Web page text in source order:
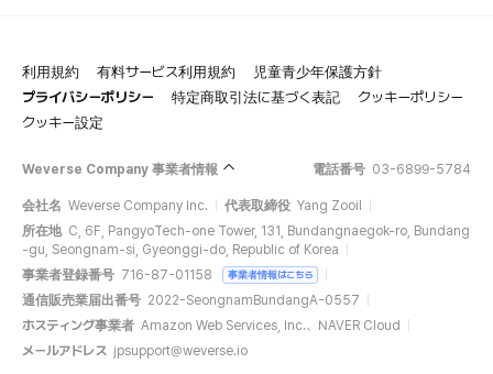
利用規約 有料サービス利用規約
児童青少年保護方針
プライバシーポリシー
特定商取引法に基づく表記
クッキーポリシー
クッキー設定
Weverse Company 事業者情報 電話番号 03-6899-5784
会社名 Weverse Company Inc. 代表取締役 Yang Zooil
所在地 C, 6F, PangyoTech-one Tower, 131, Bundangnaegok-ro, Bundang
-gu, Seongnam-si, Gyeonggi-do, Republic of Korea
事業者登録番号 716-87-01158 事業者情報はこちら
通信販売業届出番号 2022-SeongnamBundangA-0557
ホスティング事業者 Amazon Web Services, Inc.、NAVER Cloud
メールアドレス jpsupport@weverse.io